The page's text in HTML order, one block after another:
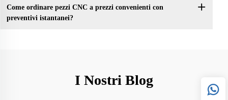
Come ordinare pezzi CNC a prezzi convenienti con
preventivi istantanei?
I Nostri Blog